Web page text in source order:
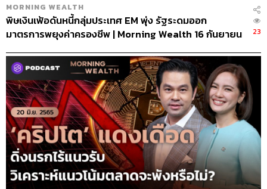
MORNING WEALTH
พิษเงินเฟ้อดันหนี้กลุ่มประเทศ EM พุ่ง รัฐระดมออก
มาตรการพยุงค่าครองชีพ | Morning Wealth 16 กันยายน
23